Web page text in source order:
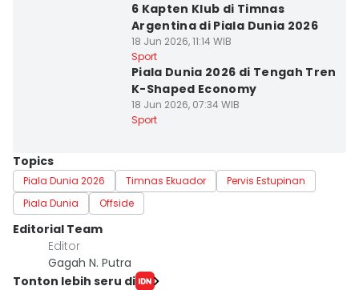
6 Kapten Klub di Timnas
Argentina di Piala Dunia 2026
18 Jun 2026, 11:14 WIB
Sport
Piala Dunia 2026 di Tengah Tren
K-Shaped Economy
18 Jun 2026, 07:34 WIB
Sport
Topics
Piala Dunia 2026 Timnas Ekuador
Pervis Estupinan
Piala Dunia
Offside
Editorial Team
Editor
Gagah N. Putra
Tonton lebih seru di